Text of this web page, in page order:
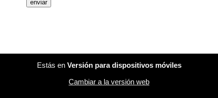
Estás en Versión para dispositivos móviles
Cambiar a la versión web